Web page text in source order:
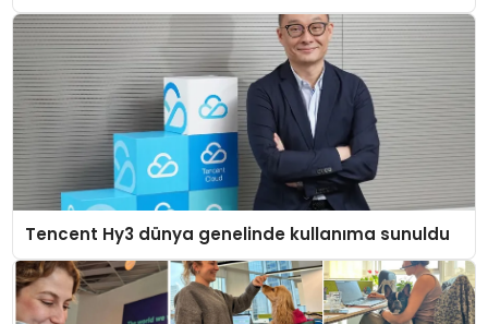
Tencent Hy3 dünya genelinde kullanıma sunuldu